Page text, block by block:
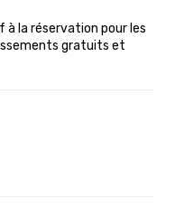
la réservation pour les
gratuits et